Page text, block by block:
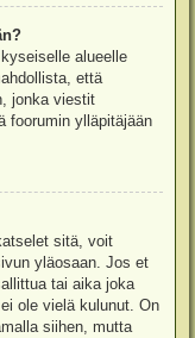
alueelle
että
jonka viestit
foorumin ylläpitäjään
sitä, voit
yläosaan. Jos et
tai aika joka
ole vielä kulunut. On
siihen, mutta